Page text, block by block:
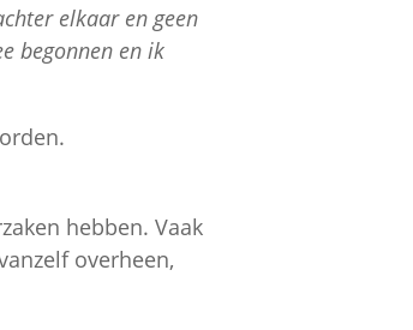
elkaar en geen
begonnen en ik
hebben. Vaak
overheen,